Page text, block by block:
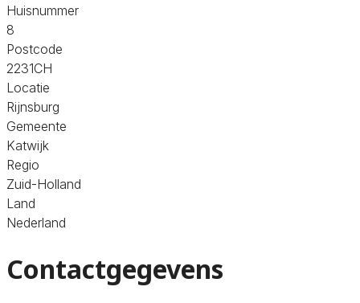
Huisnummer
8
Postcode
2231CH
Locatie
Rijnsburg
Gemeente
Katwijk
Regio
Zuid-Holland
Land
Nederland
Contactgegevens